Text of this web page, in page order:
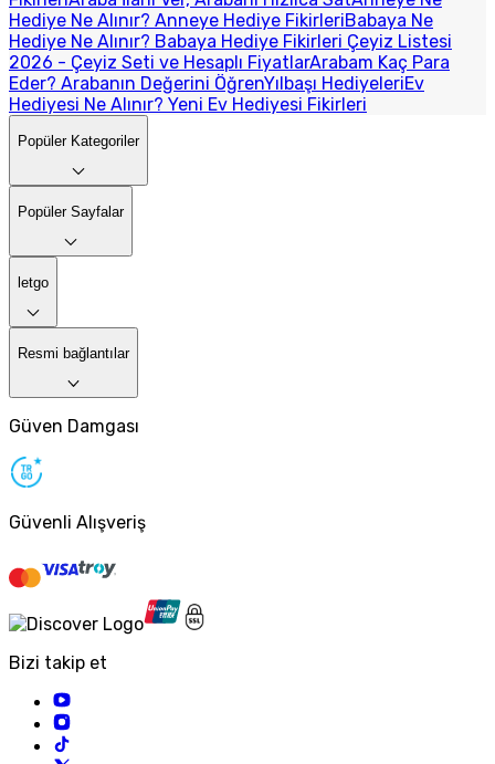
Hediye Ne Alınır? Anneye Hediye FikirleriBabaya Ne
Hediye Ne Alınır? Babaya Hediye Fikirleri Çeyiz Listesi
2026 - Çeyiz Seti ve Hesaplı FiyatlarArabam Kaç Para
Eder? Arabanın Değerini ÖğrenYılbaşı HediyeleriEv
Hediyesi Ne Alınır? Yeni Ev Hediyesi Fikirleri
Popüler Kategoriler
Popüler Sayfalar
letgo
Resmi bağlantılar
Güven Damgası
Güvenli Alışveriş
Bizi takip et